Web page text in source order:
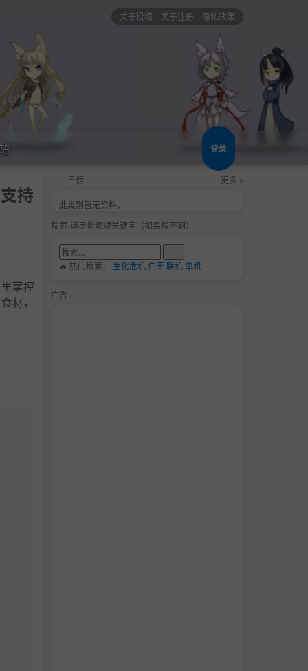
关于投稿 关于注册 隐私政策
登录
持
掌控
材，
日榜 更多 »
此类别暂无资料。
搜索-请尽量缩短关键字（如果搜不到）
🔥 热门搜索： 生化危机仁王 联机单机
广告